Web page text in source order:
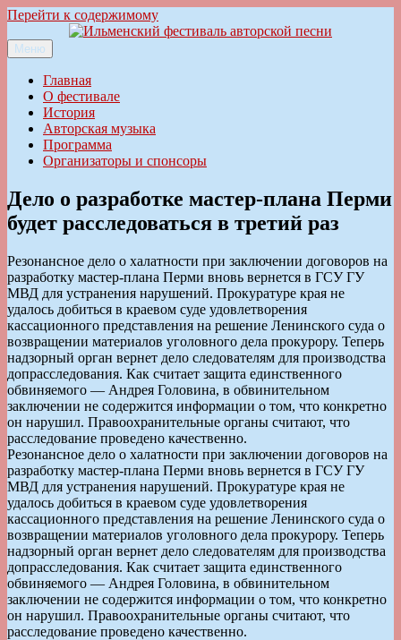
Перейти к содержимому
Ильменский фестиваль авторской песни
Меню
Главная
О фестивале
История
Авторская музыка
Программа
Организаторы и спонсоры
Дело о разработке мастер-плана Перми
будет расследоваться в третий раз
Резонансное дело о халатности при заключении договоров на
разработку мастер-плана Перми вновь вернется в ГСУ ГУ
МВД для устранения нарушений. Прокуратуре края не
удалось добиться в краевом суде удовлетворения
кассационного представления на решение Ленинского суда о
возвращении материалов уголовного дела прокурору. Теперь
надзорный орган вернет дело следователям для производства
допрасследования. Как считает защита единственного
обвиняемого — Андрея Головина, в обвинительном
заключении не содержится информации о том, что конкретно
он нарушил. Правоохранительные органы считают, что
расследование проведено качественно.
Резонансное дело о халатности при заключении договоров на
разработку мастер-плана Перми вновь вернется в ГСУ ГУ
МВД для устранения нарушений. Прокуратуре края не
удалось добиться в краевом суде удовлетворения
кассационного представления на решение Ленинского суда о
возвращении материалов уголовного дела прокурору. Теперь
надзорный орган вернет дело следователям для производства
допрасследования. Как считает защита единственного
обвиняемого — Андрея Головина, в обвинительном
заключении не содержится информации о том, что конкретно
он нарушил. Правоохранительные органы считают, что
расследование проведено качественно.